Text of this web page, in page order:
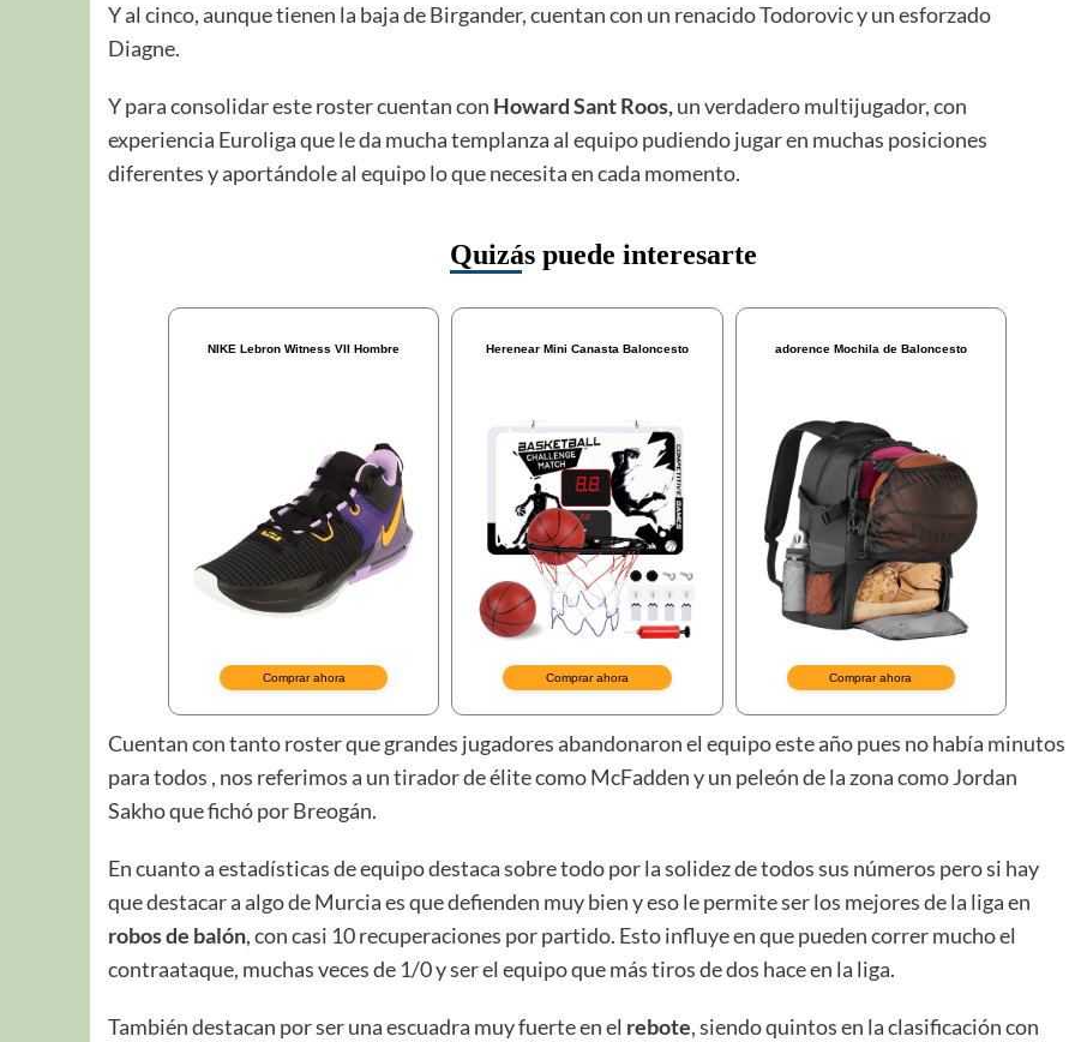
Y al cinco, aunque tienen la baja de Birgander, cuentan con un renacido Todorovic y un esforzado
Diagne.
Y para consolidar este roster cuentan con Howard Sant Roos,un verdadero multijugador, con
experiencia Euroliga que le da mucha templanza al equipo pudiendo jugar en muchas posiciones
diferentes y aportándole al equipo lo que necesita en cada momento.
Cuentan con tanto roster que grandes jugadores abandonaron el equipo este año pues no había minutos
para todos , nos referimos a un tirador de élite como McFadden y un peleón de la zona como Jordan
Sakho que fichó por Breogán.
En cuanto a estadísticas de equipo destaca sobre todo por la solidez de todos sus números pero si hay
que destacar a algo de Murcia es que defienden muy bien y eso le permite ser los mejores de la liga en
robos de balón, con casi 10 recuperaciones por partido. Esto influye en que pueden correr mucho el
contraataque, muchas veces de 1/0 y ser el equipo que más tiros de dos hace en la liga.
También destacan por ser una escuadra muy fuerte en el rebote, siendo quintos en la clasificación con